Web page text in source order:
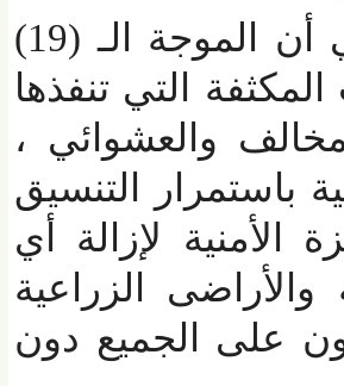
هذا وقد أشار محافظ المنوفية إلي أن الموجة الـ (19)
التي تنفذها
والعشوائي ،
التنسيق
لإزالة أي
الزراعية
على الجميع دون